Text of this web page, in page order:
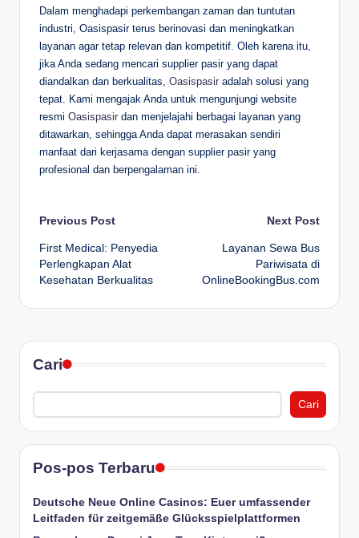
Dalam menghadapi perkembangan zaman dan tuntutan
industri, Oasispasir terus berinovasi dan meningkatkan
layanan agar tetap relevan dan kompetitif. Oleh karena itu,
jika Anda sedang mencari supplier pasir yang dapat
diandalkan dan berkualitas, Oasispasir adalah solusi yang
tepat. Kami mengajak Anda untuk mengunjungi website
resmi Oasispasir dan menjelajahi berbagai layanan yang
ditawarkan, sehingga Anda dapat merasakan sendiri
manfaat dari kerjasama dengan supplier pasir yang
profesional dan berpengalaman ini.
Post
navigation
Previous Post
First Medical: Penyedia
Perlengkapan Alat
Kesehatan Berkualitas
Next Post
Layanan Sewa Bus
Pariwisata di
OnlineBookingBus.com
Cari
Cari
Pos-pos Terbaru
Deutsche Neue Online Casinos: Euer umfassender
Leitfaden für zeitgemäße Glücksspielplattformen